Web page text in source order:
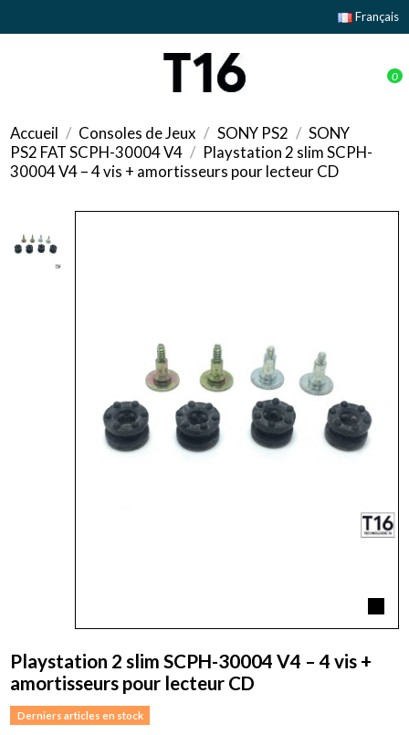
Français
0
Accueil Consoles de Jeux SONY PS2
SONY
PS2 FAT SCPH-30004 V4
Playstation 2 slim SCPH-
30004 V4 – 4 vis + amortisseurs pour lecteur CD
Playstation 2 slim SCPH-30004 V4 – 4 vis +
amortisseurs pour lecteur CD
Derniers articles en stock